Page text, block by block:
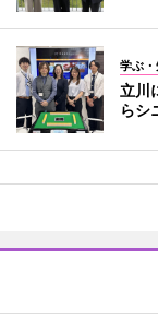
学ぶ・
立川
らシ